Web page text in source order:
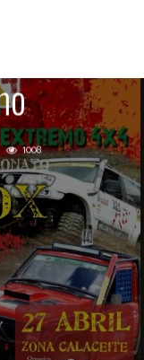
1008